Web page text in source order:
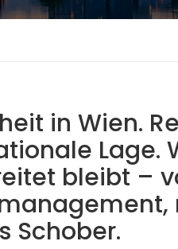
in Wien.
Lage.
bleibt –
Schober.